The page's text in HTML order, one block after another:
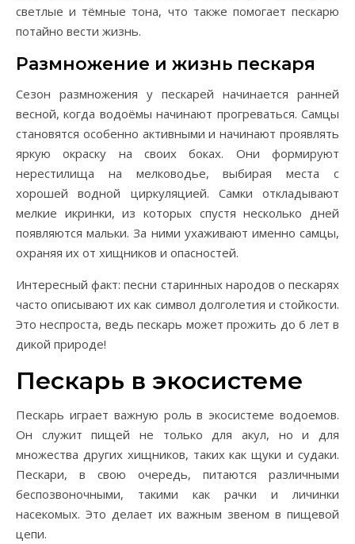
светлые и тёмные тона, что также помогает пескарю
потайно вести жизнь.
Размножение и жизнь пескаря
Сезон размножения у пескарей начинается ранней
весной, когда водоёмы начинают прогреваться. Самцы
становятся особенно активными и начинают проявлять
яркую окраску на своих боках. Они формируют
нерестилища на мелководье, выбирая места с
хорошей водной циркуляцией. Самки откладывают
мелкие икринки, из которых спустя несколько дней
появляются мальки. За ними ухаживают именно самцы,
охраняя их от хищников и опасностей.
Интересный факт: песни старинных народов о пескарях
часто описывают их как символ долголетия и стойкости.
Это неспроста, ведь пескарь может прожить до 6 лет в
дикой природе!
Пескарь в экосистеме
Пескарь играет важную роль в экосистеме водоемов.
Он служит пищей не только для акул, но и для
множества других хищников, таких как щуки и судаки.
Пескари, в свою очередь, питаются различными
беспозвоночными, такими как рачки и личинки
насекомых. Это делает их важным звеном в пищевой
цепи.